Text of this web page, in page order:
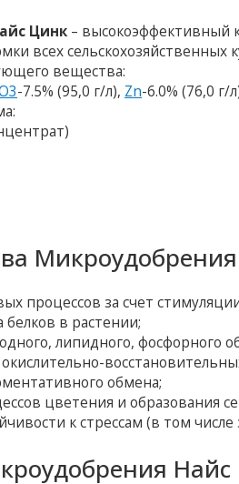
Цинк – высокоэффективный
всех сельскохозяйственных
вещества:
-7.5% (95,0 г/л), Zn-6.0% (76,0 г/
процессов за счет
белков в растении;
липидного, фосфорного
обмена;
цветения и образования
к стрессам (в том